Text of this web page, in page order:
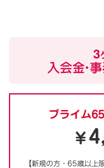
3
入会金・
プライム
￥
【新規の方・65歳以上